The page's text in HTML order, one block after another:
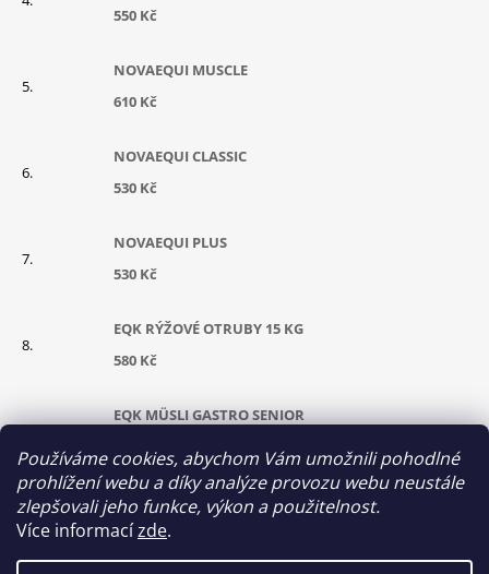
Používáme cookies, abychom Vám umožnili pohodlné
prohlížení webu a díky analýze provozu webu neustále
zlepšovali jeho funkce, výkon a použitelnost.
Více informacízde.
550 Kč
NOVAEQUI MUSCLE
610 Kč
NOVAEQUI CLASSIC
530 Kč
NOVAEQUI PLUS
530 Kč
EQK RÝŽOVÉ OTRUBY 15 KG
580 Kč
EQK MÜSLI GASTRO SENIOR
630 Kč
KONOPNÝ OLEJ 5 L
700 Kč